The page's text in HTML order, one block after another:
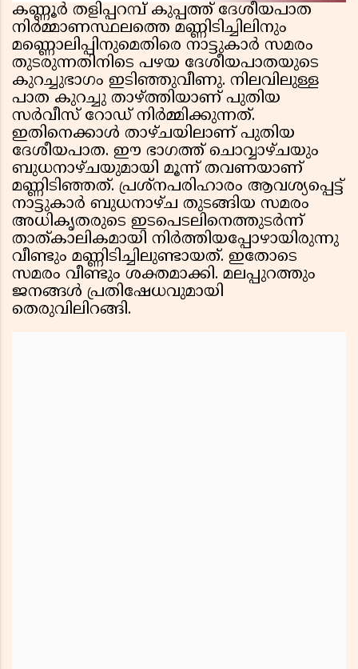
കണ്ണൂർ തളിപ്പറമ്പ് കുപ്പത്ത് ദേശീയപാത
നിർമ്മാണസ്ഥലത്തെ മണ്ണിടിച്ചിലിനും
മണ്ണൊലിപ്പിനുമെതിരെ നാട്ടുകാർ സമരം
തുടരുന്നതിനിടെ പഴയ ദേശീയപാതയുടെ
കുറച്ചുഭാഗം ഇടിഞ്ഞുവീണു. നിലവിലുള്ള
പാത കുറച്ചു താഴ്ത്തിയാണ് പുതിയ
സർവീസ് റോഡ് നിർമ്മിക്കുന്നത്.
ഇതിനെക്കാൾ താഴ്ചയിലാണ് പുതിയ
ദേശീയപാത. ഈ ഭാഗത്ത് ചൊവ്വാഴ്ചയും
ബുധനാഴ്ചയുമായി മൂന്ന് തവണയാണ്
മണ്ണിടിഞ്ഞത്. പ്രശ്നപരിഹാരം ആവശ്യപ്പെട്ട്
നാട്ടുകാർ ബുധനാഴ്ച തുടങ്ങിയ സമരം
അധികൃതരുടെ ഇടപെടലിനെത്തുടർന്ന്
താത്കാലികമായി നിർത്തിയപ്പോഴായിരുന്നു
വീണ്ടും മണ്ണിടിച്ചിലുണ്ടായത്. ഇതോടെ
സമരം വീണ്ടും ശക്തമാക്കി. മലപ്പുറത്തും
ജനങ്ങൾ പ്രതിഷേധവുമായി
തെരുവിലിറങ്ങി.